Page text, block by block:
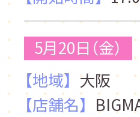
5月20日（金）
【地域】 大阪
【店舗名】